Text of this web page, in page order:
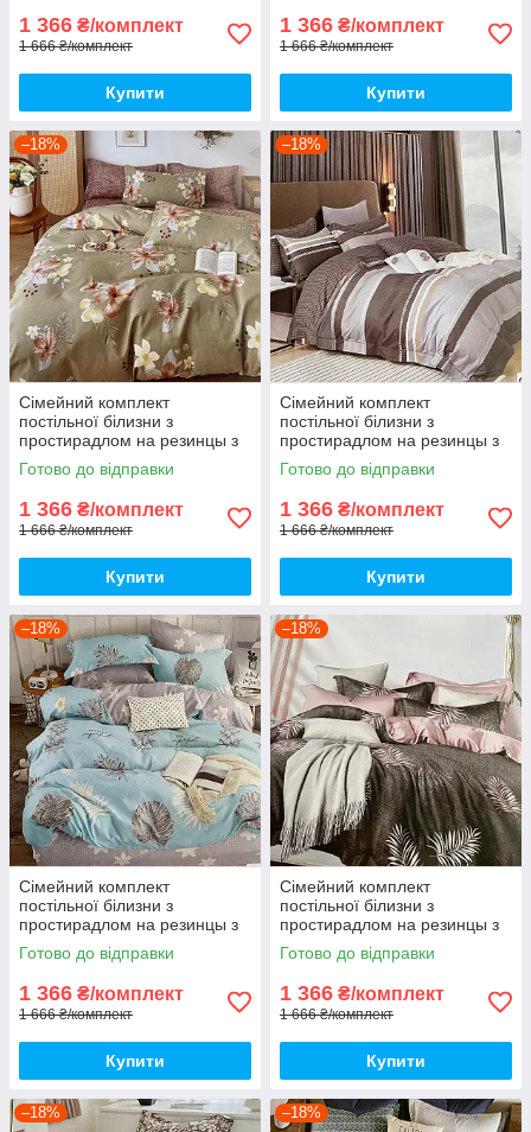
1 366 ₴/комплект
1 666 ₴/комплект
Купити
1 366 ₴/комплект
1 666 ₴/комплект
Купити
–18%
Сімейний комплект
постільної білизни з
простирадлом на резинцы з
фланелі, дві підковдри
Готово до відправки
1 366 ₴/комплект
1 666 ₴/комплект
Купити
–18%
Сімейний комплект
постільної білизни з
простирадлом на резинцы з
фланелі, дві підковдри
Готово до відправки
1 366 ₴/комплект
1 666 ₴/комплект
Купити
–18%
Сімейний комплект
постільної білизни з
простирадлом на резинцы з
фланелі, дві підковдри
Готово до відправки
1 366 ₴/комплект
1 666 ₴/комплект
Купити
–18%
Сімейний комплект
постільної білизни з
простирадлом на резинцы з
фланелі, дві підковдри
Готово до відправки
1 366 ₴/комплект
1 666 ₴/комплект
Купити
–18% –18%